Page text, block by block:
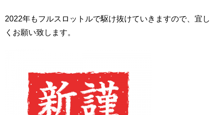
2022年もフルスロットルで駆け抜けていきますので、宜し
くお願い致します。